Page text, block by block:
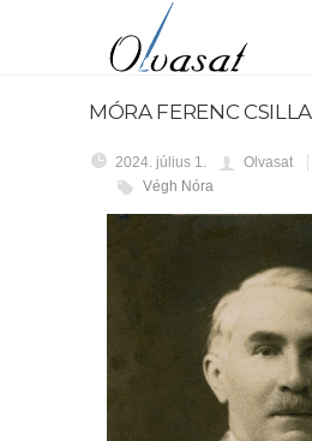
MÓRA FERENC
2024. július 1. Olvasat
Végh Nóra